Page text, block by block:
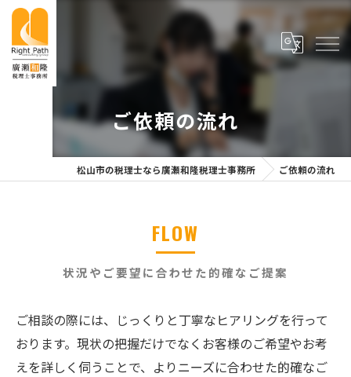
ご依頼の流れ
松山市の税理士なら廣瀬和隆税理士事務所 ご依頼の流れ
状況やご要望に合わせた的確なご提案
FLOW
ご相談の際には、じっくりと丁寧なヒアリングを行って
おります。現状の把握だけでなくお客様のご希望やお考
えを詳しく伺うことで、よりニーズに合わせた的確なご